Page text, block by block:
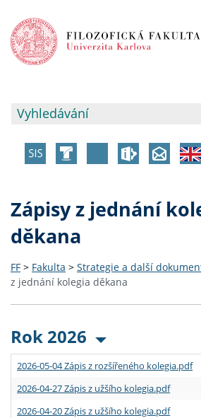
Zápisy z jednání
děkana
FF > Fakulta > Strategie a další
z jednání kolegia děkana
Rok 2026
2026-05-04 Zápis z rozšířeného kolegia.pdf
2026-04-27 Zápis z užšího kolegia.pdf
2026-04-20 Zápis z užšího kolegia.pdf